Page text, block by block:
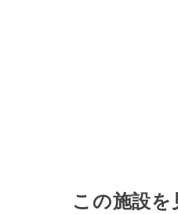
この施設